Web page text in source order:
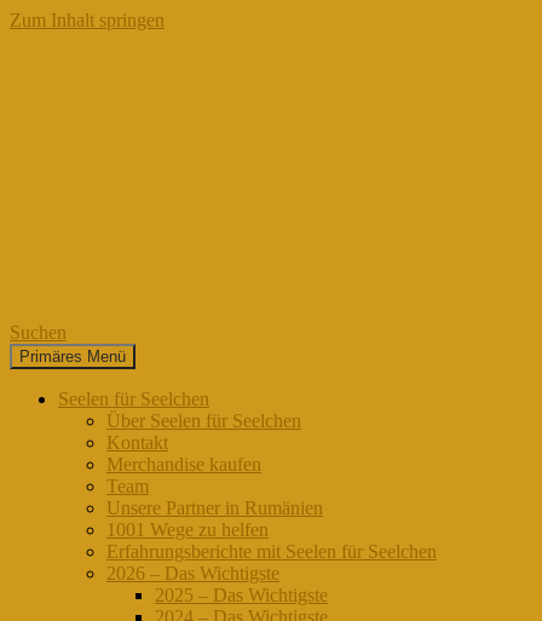
Zum Inhalt springen
Seelen für Seelchen
Suchen
Primäres Menü
Seelen für Seelchen
Über Seelen für Seelchen
Kontakt
Merchandise kaufen
Team
Unsere Partner in Rumänien
1001 Wege zu helfen
Erfahrungsberichte mit Seelen für Seelchen
2026 – Das Wichtigste
2025 – Das Wichtigste
2024 – Das Wichtigste